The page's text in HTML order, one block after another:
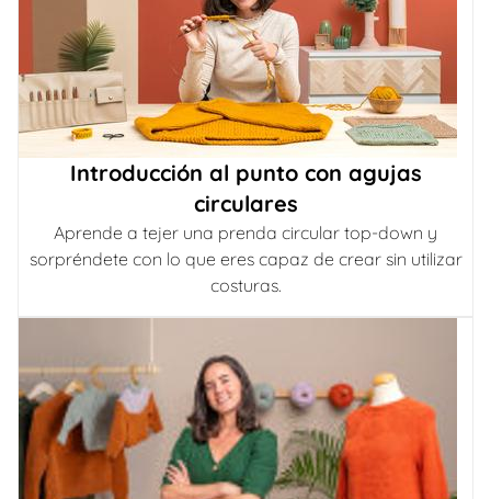
Introducción al punto con agujas
circulares
Aprende a tejer una prenda circular top-down y
sorpréndete con lo que eres capaz de crear sin utilizar
costuras.